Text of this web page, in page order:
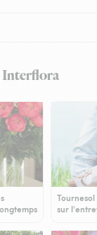
Interflora
sur